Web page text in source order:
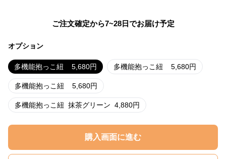
ご注文確定から7~28日でお届け予定
オプション
多機能抱っこ紐 5,680円 多機能抱っこ紐 5,680円
多機能抱っこ紐 5,680円
多機能抱っこ紐 抹茶グリーン 4,880円
購入画面に進む